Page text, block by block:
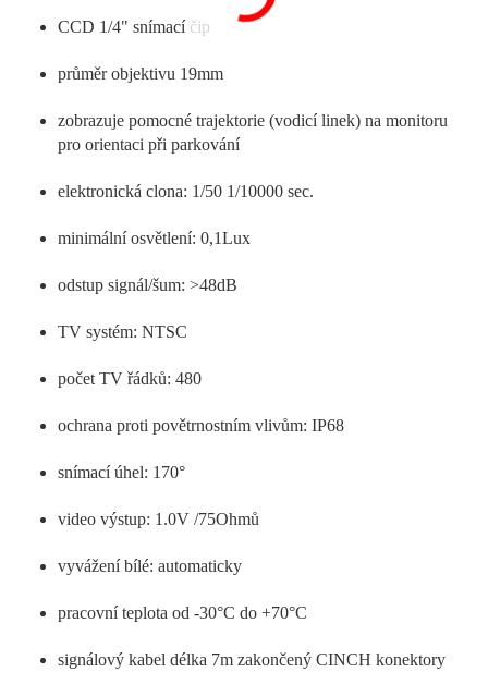
CCD 1/4" snímací čip
průměr objektivu 19mm
zobrazuje pomocné trajektorie (vodicí linek) na monitoru
pro orientaci při parkování
elektronická clona: 1/50 1/10000 sec.
minimální osvětlení: 0,1Lux
odstup signál/šum: >48dB
TV systém: NTSC
počet TV řádků: 480
ochrana proti povětrnostním vlivům: IP68
snímací úhel: 170°
video výstup: 1.0V /75Ohmů
vyvážení bílé: automaticky
pracovní teplota od -30°C do +70°C
signálový kabel délka 7m zakončený CINCH konektory